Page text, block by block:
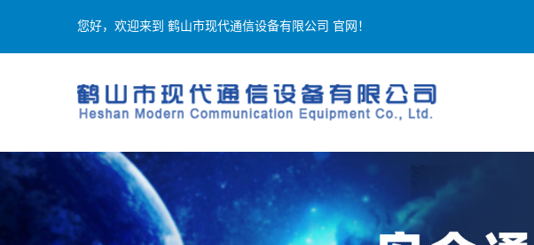
您好，欢迎来到 鹤山市现代通信设备有限公司 官网！